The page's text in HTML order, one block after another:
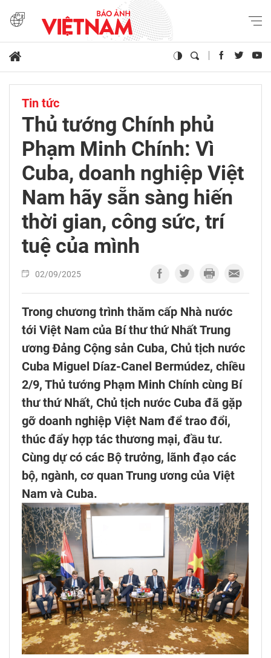
Tin tức
Thủ tướng Chính phủ
Phạm Minh Chính: Vì
Cuba, doanh nghiệp Việt
Nam hãy sẵn sàng hiến
thời gian, công sức, trí
tuệ của mình
02/09/2025
Trong chương trình thăm cấp Nhà nước
tới Việt Nam của Bí thư thứ Nhất Trung
ương Đảng Cộng sản Cuba, Chủ tịch nước
Cuba Miguel Díaz-Canel Bermúdez, chiều
2/9, Thủ tướng Phạm Minh Chính cùng Bí
thư thứ Nhất, Chủ tịch nước Cuba đã gặp
gỡ doanh nghiệp Việt Nam để trao đổi,
thúc đẩy hợp tác thương mại, đầu tư.
Cùng dự có các Bộ trưởng, lãnh đạo các
bộ, ngành, cơ quan Trung ương của Việt
Nam và Cuba.